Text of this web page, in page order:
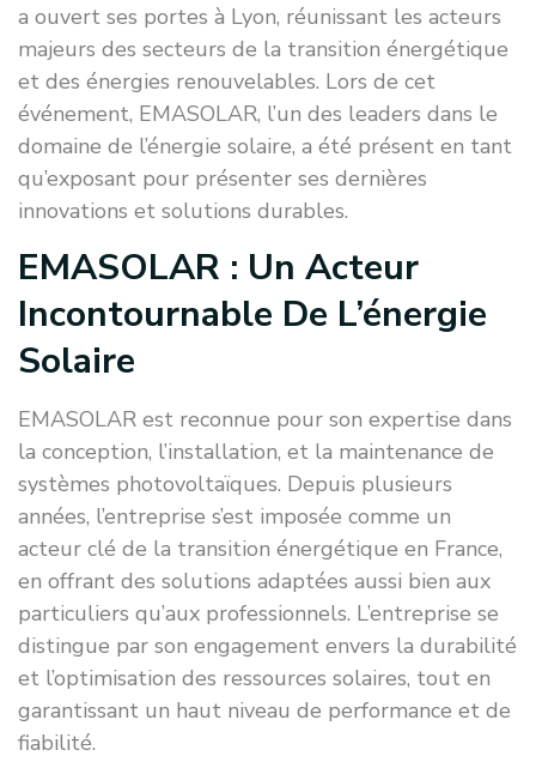
a ouvert ses portes à Lyon, réunissant les acteurs
majeurs des secteurs de la transition énergétique
et des énergies renouvelables. Lors de cet
événement, EMASOLAR, l’un des leaders dans le
domaine de l’énergie solaire, a été présent en tant
qu’exposant pour présenter ses dernières
innovations et solutions durables.
EMASOLAR : Un Acteur
Incontournable De L’énergie
Solaire
EMASOLAR est reconnue pour son expertise dans
la conception, l’installation, et la maintenance de
systèmes photovoltaïques. Depuis plusieurs
années, l’entreprise s’est imposée comme un
acteur clé de la transition énergétique en France,
en offrant des solutions adaptées aussi bien aux
particuliers qu’aux professionnels. L’entreprise se
distingue par son engagement envers la durabilité
et l’optimisation des ressources solaires, tout en
garantissant un haut niveau de performance et de
fiabilité.